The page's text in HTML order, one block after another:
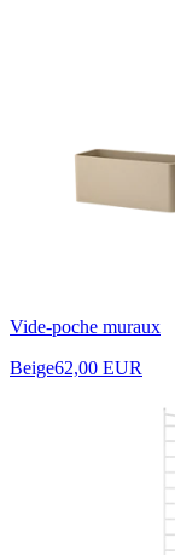
Vide-poche muraux
Beige62,00 EUR